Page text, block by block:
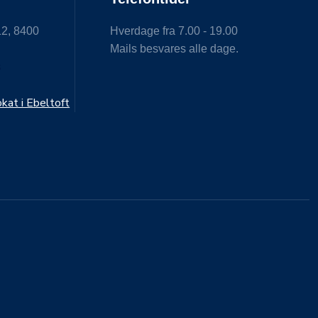
8400
i Ebeltoft
Hverdage fra 7.00 - 19.00
Mails besvares alle dage.